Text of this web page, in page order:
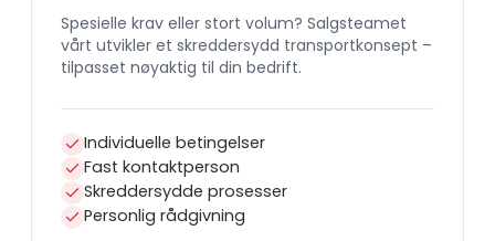
Spesielle krav eller stort volum? Salgsteamet
vårt utvikler et skreddersydd transportkonsept –
tilpasset nøyaktig til din bedrift.
Individuelle betingelser
Fast kontaktperson
Skreddersydde prosesser
Personlig rådgivning